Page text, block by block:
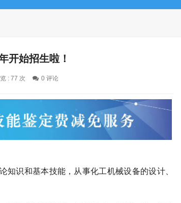
开始招生啦！
: 77 次 0 评论
识和基本技能，从事化工机械设备的设计、